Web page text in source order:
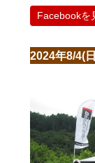
Facebookを
2024年8/4(